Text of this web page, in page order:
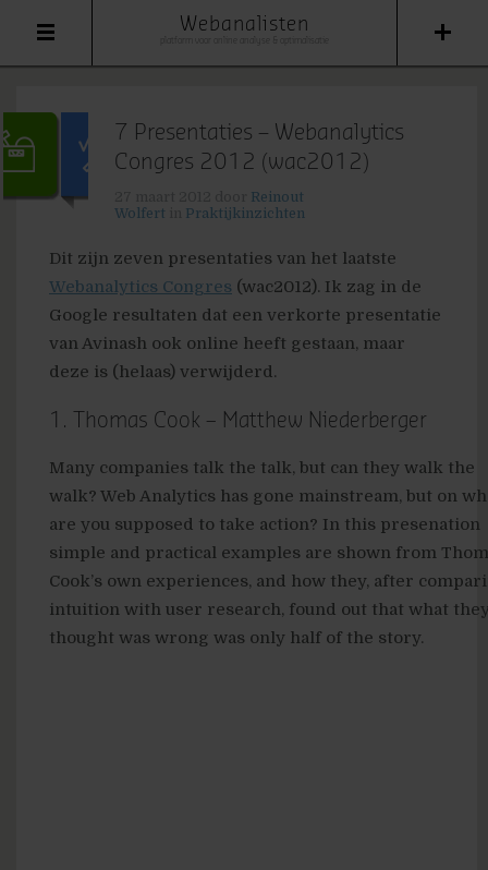
Webanalisten
7 Presentaties – Webanalytics
Congres 2012 (wac2012)
Reinout
Wolfert
Praktijkinzichten
Dit zijn zeven presentaties van het laatste
Webanalytics Congres (wac2012). Ik zag in de
Google resultaten dat een verkorte presentatie
van Avinash ook online heeft gestaan, maar
deze is (helaas) verwijderd.
1. Thomas Cook – Matthew Niederberger
Many companies talk the talk, but can they walk the
walk? Web Analytics has gone mainstream, but on
are you supposed to take action? In this presenation
simple and practical examples are shown from
Cook’s own experiences, and how they, after
intuition with user research, found out that what
thought was wrong was only half of the story.